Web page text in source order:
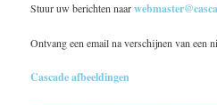
Stuur uw berichten naar
Ontvang een email na verschijnen van een
Cascade afbeeldingen